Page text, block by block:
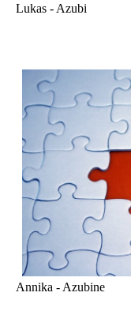
Lukas - Azubi
Annika - Azubine